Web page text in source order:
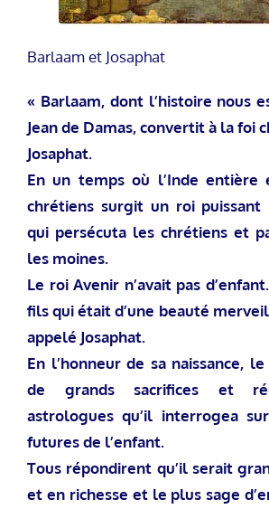
Barlaam et Josaphat
« Barlaam, dont l’histoire nous
Jean de Damas, convertit à la foi
Josaphat.
En un temps où l’Inde entière
chrétiens surgit un roi puissant
qui persécuta les chrétiens et
les moines.
Le roi Avenir n’avait pas
fils qui était d’une beauté
appelé Josaphat.
En l’honneur de sa naissance,
de grands sacrifices et
astrologues qu’il interrogea
futures de l’enfant.
Tous répondirent qu’il serait
et en richesse et le plus sage